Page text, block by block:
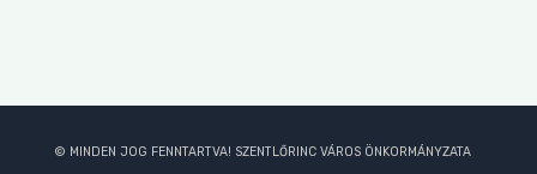
© MINDEN JOG FENNTARTVA! SZENTLŐRINC VÁROS ÖNKORMÁNYZATA